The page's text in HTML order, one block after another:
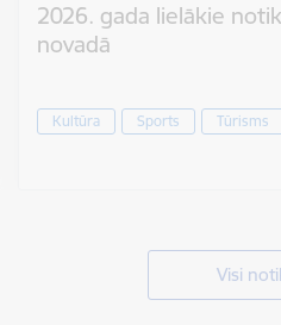
2026. gada lielākie
novadā
Kultūra Sports Tūrisms
Visi